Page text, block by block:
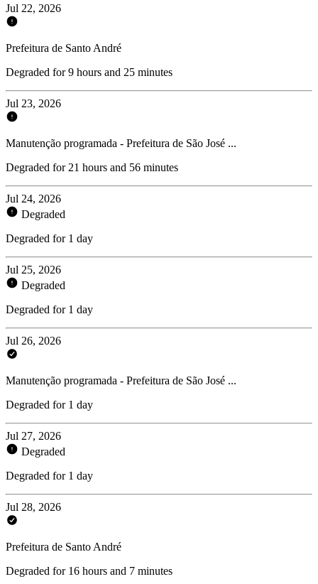
Jul 22, 2026
Prefeitura de Santo André
Degraded for 9 hours and 25 minutes
Jul 23, 2026
Manutenção programada - Prefeitura de São José ...
Degraded for 21 hours and 56 minutes
Jul 24, 2026
Degraded
Degraded for 1 day
Jul 25, 2026
Degraded
Degraded for 1 day
Jul 26, 2026
Manutenção programada - Prefeitura de São José ...
Degraded for 1 day
Jul 27, 2026
Degraded
Degraded for 1 day
Jul 28, 2026
Prefeitura de Santo André
Degraded for 16 hours and 7 minutes